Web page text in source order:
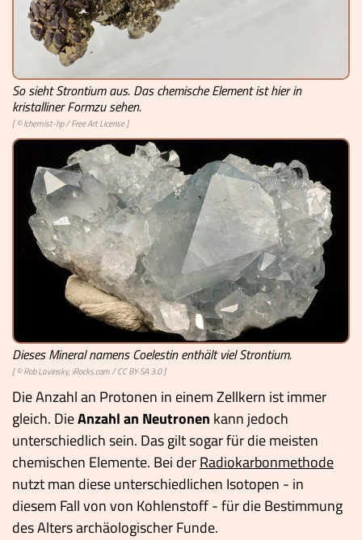
So sieht Strontium aus. Das chemische Element ist hier in
kristalliner Formzu sehen.
[ ©lchemist-hp/Free Art License]
Dieses Mineral namens Coelestin enthält viel Strontium.
[ ©Rob Lavinsky, iRocks.com/CC BY-SA 3.0]
Die Anzahl an Protonen in einem Zellkern ist immer
gleich. DieAnzahl an Neutronen kann jedoch
unterschiedlich sein. Das gilt sogar für die meisten
chemischen Elemente. Bei derRadiokarbonmethode
nutzt man diese unterschiedlichen Isotopen - in
diesem Fall von von Kohlenstoff - für die Bestimmung
des Alters archäologischer Funde.